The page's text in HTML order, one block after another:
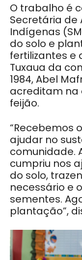
O trabalho é
Secretária de
Indígenas
do solo e
fertilizantes e
Tuxaua da
1984, Abel
acreditam na
feijão.
“Recebemos
ajudar no
comunidade.
cumpriu nos
do solo,
necessário e
sementes.
plantação”,